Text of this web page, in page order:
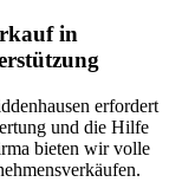
in
erfordert
und die Hilfe
bieten wir volle